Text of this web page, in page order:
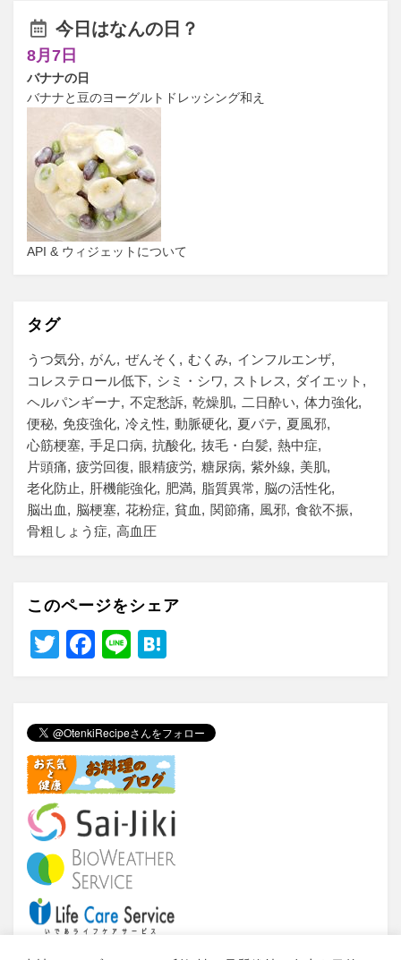
今日はなんの日？
8月7日
バナナの日
バナナと豆のヨーグルトドレッシング和え
API & ウィジェットについて
タグ
うつ気分 がん ぜんそく むくみ
インフルエンザ
コレステロール低下
シミ・シワ ストレス
ダイエット
ヘルパンギーナ
不定愁訴 乾燥肌 二日酔い
体力強化
便秘 免疫強化 冷え性 動脈硬化 夏バテ
夏風邪
心筋梗塞 手足口病 抗酸化 抜毛・白髪 熱中症
片頭痛
疲労回復 眼精疲労 糖尿病 紫外線
美肌
老化防止
肝機能強化 肥満 脂質異常
脳の活性化
脳出血
脳梗塞 花粉症 貧血 関節痛 風邪 食欲不振
骨粗しょう症
高血圧
このページをシェア
T
er
F
e
b
o
o
k
Li
n
a